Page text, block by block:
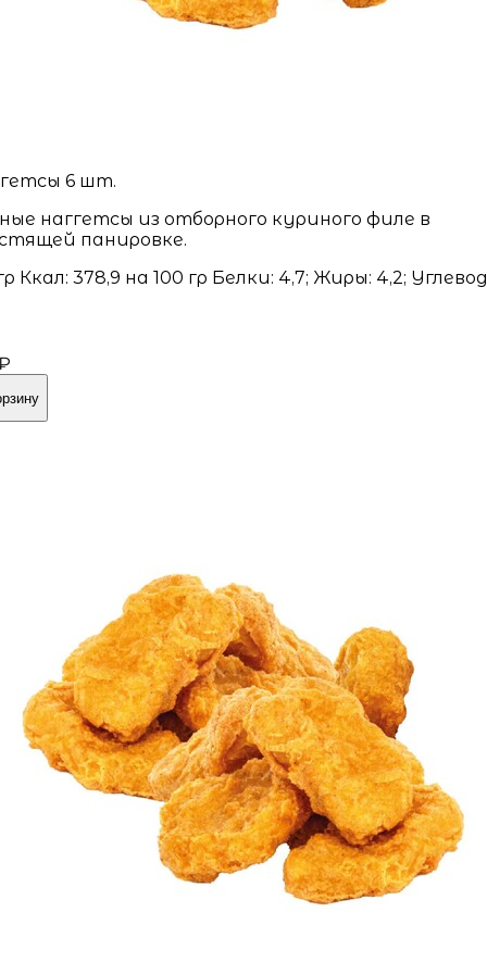
6 шт.
наггетсы из отборного куриного филе в
панировке.
Ккал: 378,9 на 100 гр Белки: 4,7; Жиры: 4,2;